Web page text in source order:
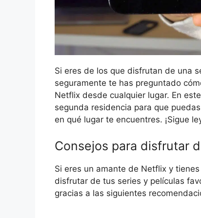
Si eres de los que disfrutan de una
seguramente te has preguntado
Netflix desde cualquier lugar. En
segunda residencia para que
en qué lugar te encuentres. ¡Sigue
Consejos para disfrutar
Si eres un amante de Netflix y
disfrutar de tus series y películas
gracias a las siguientes